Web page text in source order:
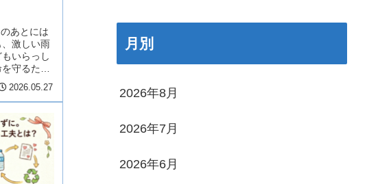
あとには
激しい雨
いらっし
守るため
2026.05.27
月別
2026年8月
2026年7月
2026年6月